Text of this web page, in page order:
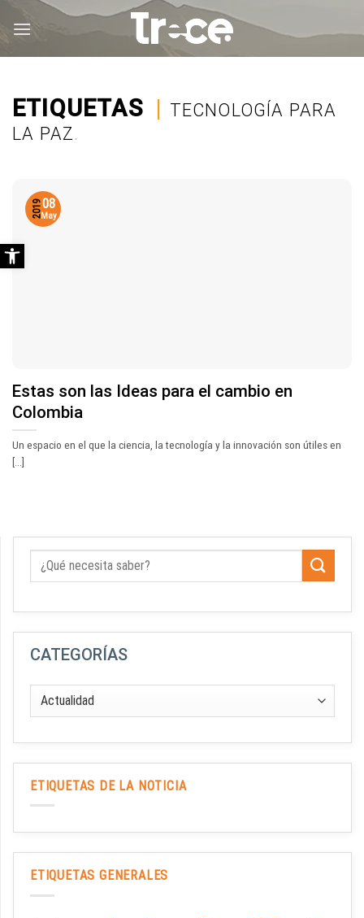
ETIQUETAS | TECNOLOGÍA PARA
LA PAZ.
Estas son las Ideas para el cambio en
Colombia
Un espacio en el que la ciencia, la tecnología y la innovación son útiles en
[...]
08
May
2019
CATEGORÍAS
ETIQUETAS DE LA NOTICIA
ETIQUETAS GENERALES
Abrir barra de herramientas